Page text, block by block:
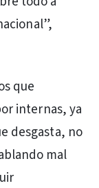
que
internas, ya
desgasta, no
mal